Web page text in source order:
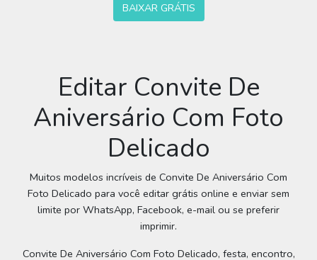
BAIXAR GRÁTIS
Editar Convite De
Aniversário Com Foto
Delicado
Muitos modelos incríveis de Convite De Aniversário Com
Foto Delicado para você editar grátis online e enviar sem
limite por WhatsApp, Facebook, e-mail ou se preferir
imprimir.
Convite De Aniversário Com Foto Delicado, festa, encontro,